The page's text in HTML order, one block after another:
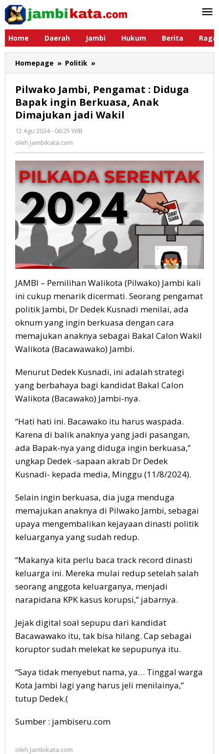
Lewati
konten
Home
Daerah Jambi Hukum Berita
Homepage » Politik »
Jambi,
:
Diduga
Bapak
Dimajukan
jadi
Wakil
Pilwako Jambi, Pengamat : Diduga
Bapak ingin Berkuasa, Anak
Dimajukan jadi Wakil
12 Agu 2024 - 06:25 WIB
oleh Jambikata.com
JAMBI – Pemilihan Walikota (Pilwako) Jambi kali
ini cukup menarik dicermati. Seorang pengamat
politik Jambi, Dr Dedek Kusnadi menilai, ada
oknum yang ingin berkuasa dengan cara
memajukan anaknya sebagai Bakal Calon Wakil
Walikota (Bacawawako) Jambi.
Menurut Dedek Kusnadi, ini adalah strategi
yang berbahaya bagi kandidat Bakal Calon
Walikota (Bacawako) Jambi-nya.
“Hati hati ini. Bacawako itu harus waspada.
Karena di balik anaknya yang jadi pasangan,
ada Bapak-nya yang diduga ingin berkuasa,”
ungkap Dedek -sapaan akrab Dr Dedek
Kusnadi- kepada media, Minggu (11/8/2024).
Selain ingin berkuasa, dia juga menduga
memajukan anaknya di Pilwako Jambi, sebagai
upaya mengembalikan kejayaan dinasti politik
keluarganya yang sudah redup.
“Makanya kita perlu baca track record dinasti
keluarga ini. Mereka mulai redup setelah salah
seorang anggota keluarganya, menjadi
narapidana KPK kasus korupsi,” jabarnya.
Jejak digital soal sepupu dari kandidat
Bacawawako itu, tak bisa hilang. Cap sebagai
koruptor sudah melekat ke sepupunya itu.
“Saya tidak menyebut nama, ya… Tinggal warga
Kota Jambi lagi yang harus jeli menilainya,”
tutup Dedek.(
Sumber : jambiseru.com
oleh Jambikata.com